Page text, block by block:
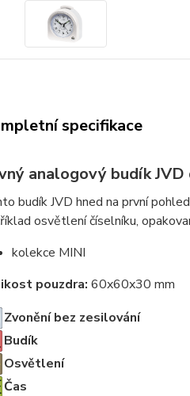
specifikace
analogový budík
budík JVD hned na první
osvětlení číselníku,
kolekce MINI
pouzdra: 60x60x30 mm
Zvonění bez zesilování
Budík
Osvětlení
Čas